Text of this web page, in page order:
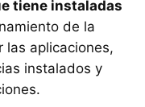
tiene instaladas
de la
las aplicaciones,
instalados y